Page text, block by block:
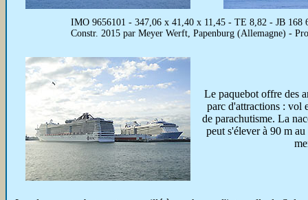
IMO 9656101 - 347,06 x 41,40 x 11,45 - TE 8,82 - JB 168
Constr. 2015 par Meyer Werft, Papenburg (Allemagne) -
Le paquebot offre des
parc d'attractions : vol
de parachutisme. La
peut s'élever à 90 m